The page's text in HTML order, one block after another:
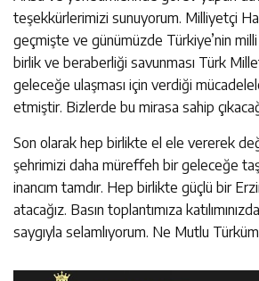
teşekkürlerimizi sunuyorum. Milliyetçi
geçmişte ve günümüzde Türkiye’nin milli
birlik ve beraberliği savunması Türk
geleceğe ulaşması için verdiği
etmiştir. Bizlerde bu mirasa sahip
Son olarak hep birlikte el ele vererek
şehrimizi daha müreffeh bir geleceğe
inancım tamdır. Hep birlikte güçlü bir
atacağız. Basın toplantımıza
saygıyla selamlıyorum. Ne Mutlu